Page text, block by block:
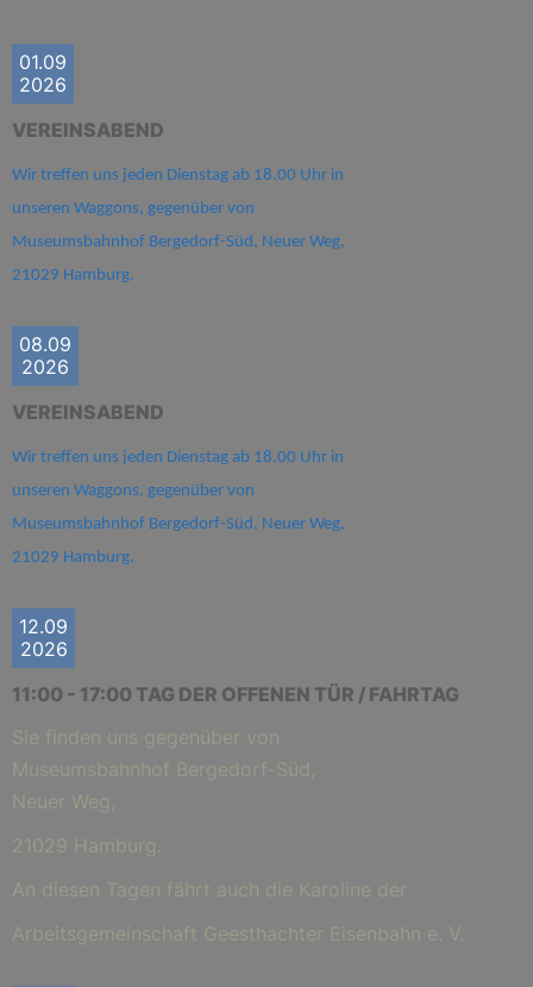
01.09
2026
VEREINSABEND
Wir treffen uns jeden Dienstag ab 18.00 Uhr in
unseren Waggons, gegenüber von
Museumsbahnhof Bergedorf-Süd, Neuer Weg,
21029 Hamburg.
08.09
2026
VEREINSABEND
Wir treffen uns jeden Dienstag ab 18.00 Uhr in
unseren Waggons, gegenüber von
Museumsbahnhof Bergedorf-Süd, Neuer Weg,
21029 Hamburg.
12.09
2026
11:00 - 17:00 TAG DER OFFENEN TÜR / FAHRTAG
Sie finden uns gegenüber von
Museumsbahnhof Bergedorf-Süd,
Neuer Weg,
21029 Hamburg.
An diesen Tagen fährt auch die Karoline der
Arbeitsgemeinschaft Geesthachter Eisenbahn e. V.